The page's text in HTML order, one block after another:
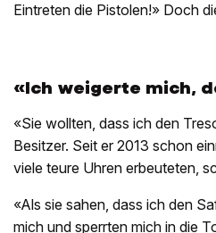
Eintreten die Pistolen!» Doch
«Ich weigerte mich,
«Sie wollten, dass ich den
Besitzer. Seit er 2013 schon
viele teure Uhren erbeuteten,
«Als sie sahen, dass ich den
mich und sperrten mich in die